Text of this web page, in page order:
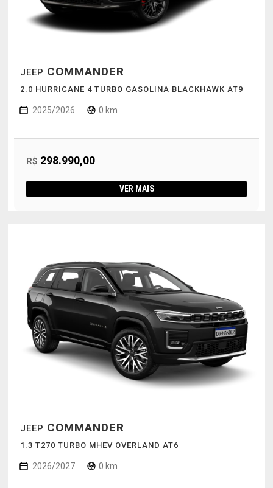
JEEP COMMANDER
2.0 HURRICANE 4 TURBO GASOLINA BLACKHAWK AT9
2025/2026 0 km
R$ 298.990,00
VER MAIS
JEEP COMMANDER
1.3 T270 TURBO MHEV OVERLAND AT6
2026/2027 0 km